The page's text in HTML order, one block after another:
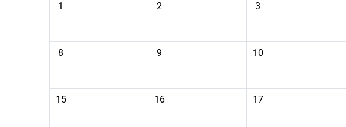
09月 1日 星期一，沒有事件
1 09月 2日 星期二，沒有事件
2 09月 3日 星期三，沒有
3
09月 8日 星期一，沒有事件
8 09月 9日 星期二，沒有事件
9 09月 10日 星期三，沒
10
09月 15日 星期一，沒有事件
15 09月 16日 星期二，沒有事件
16 09月 17日 星期三，沒
17